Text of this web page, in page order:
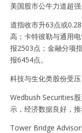
美国股市公牛力道超
道指收市升63点或
高；卡特彼勒与通用
报2503点；金融分项
报6454点。
科技与生化类股份受
Wedbush Securities
示，经济数据良好，
Tower Bridge